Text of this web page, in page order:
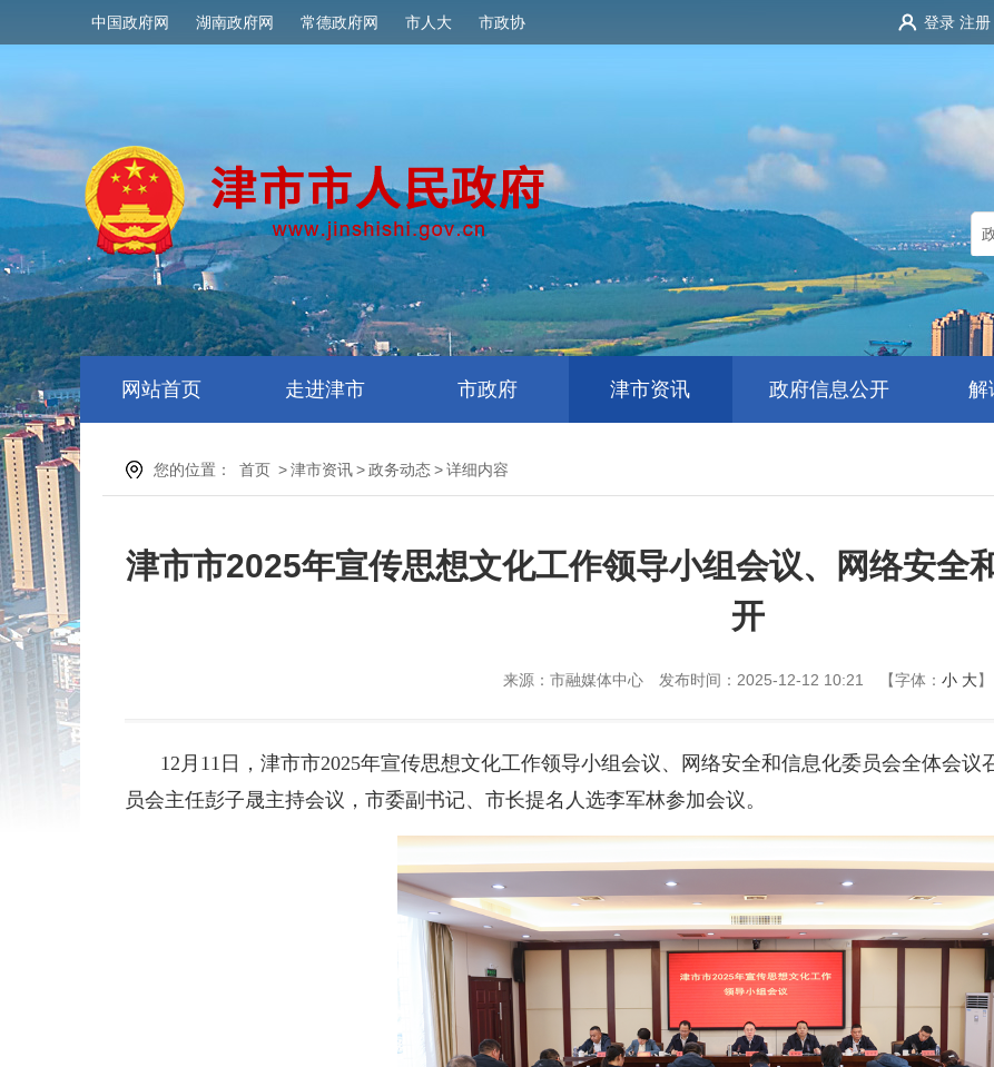
中国政府网 湖南政府网 常德政府网 市人大 市政协 登录 注册
网站首页 走进津市 市政府 津市资讯 政府信息公开 解
您的位置： 首页 >津市资讯>政务动态>详细内容
津市市2025年宣传思想文化工作领导小组会议、网络安全
开
来源：市融媒体中心 发布时间：2025-12-12 10:21 【字体： 小 大】
12月11日，津市市2025年宣传思想文化工作领导小组会议、网络安全和信息化委员会全体会
员会主任彭子晟主持会议，市委副书记、市长提名人选李军林参加会议。